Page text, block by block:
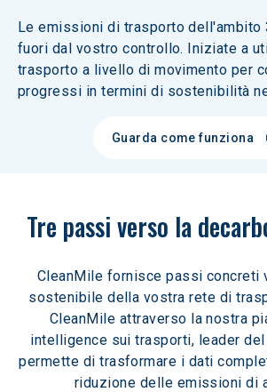
Le emissioni di trasporto dell'ambito
fuori dal vostro controllo. Iniziate a
trasporto a livello di movimento per
progressi in termini di sostenibilità
Guarda come funziona
Tre passi verso la
CleanMile fornisce passi concreti
sostenibile della vostra rete di
CleanMile attraverso la nostra
intelligence sui trasporti, leader
permette di trasformare i dati
riduzione delle emissioni di